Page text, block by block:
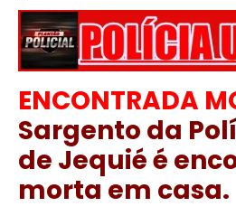
ENCONTRADA
Sargento da
de Jequié é
morta em casa.